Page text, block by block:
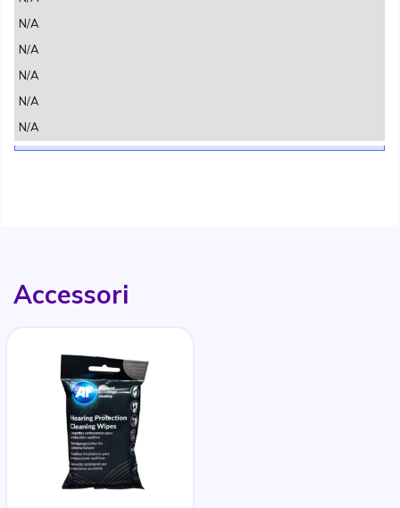
N/A
N/A
N/A
N/A
N/A
Accessori